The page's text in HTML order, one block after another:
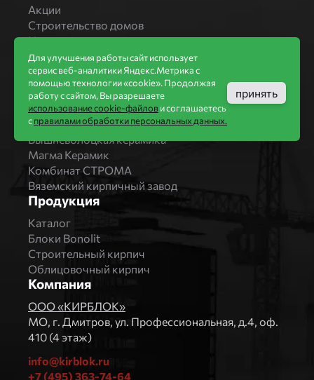
Акции
Строительство домов
Новости
Статьи
Производители
Бренды
Bonolit
Завод Мстера
Вышневолоцкая керамика
Магма Керамик
Комбинат СТРОМА
Вяземский кирпичный завод
Продукция
Каталог
Блоки Bonolit
Строительный кирпич
Облицовочный кирпич
Компания
ООО «КИРБЛОК»
МO, г. Дмитров, ул. Профессиональная, д.4, оф.
410 (4 этаж)
info@kirblok.ru
+7 (495) 363-74-64
Для улучшения работы сайт использует
сервис веб-аналитики Яндекс.Метрика с
помощью технологии «cookie». Продолжая
работу с сайтом, Вы разрешаете
использование cookie-файлови соглашаетесь
справилами обработки персональных данных.
принять